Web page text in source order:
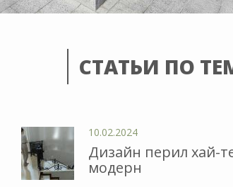
СТАТЬИ ПО
10.02.2024
Дизайн перил хай-
модерн